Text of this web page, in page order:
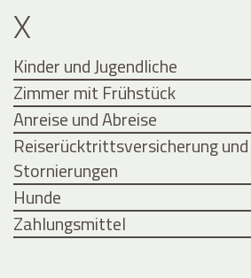
X
Kinder und Jugendliche
Zimmer mit Frühstück
Anreise und Abreise
Reiserücktrittsversicherung und
Stornierungen
Hunde
Zahlungsmittel